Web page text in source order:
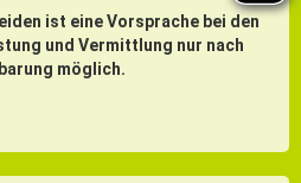
ist eine Vorsprache bei den
und Vermittlung nur nach
möglich.